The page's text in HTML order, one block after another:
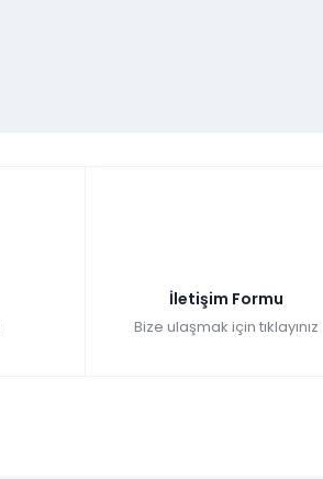
İletişim Formu
Bize ulaşmak için tıklayınız